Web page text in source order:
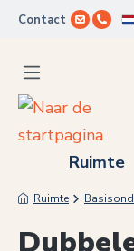
Ga naar de
Contact
Ruimte
Ruimte